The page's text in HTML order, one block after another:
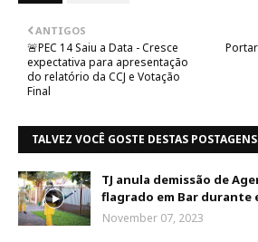
ANTIGOS
🚨PEC 14 Saiu a Data - Cresce
expectativa para apresentação
do relatório da CCJ e Votação
Final
TALVEZ VOCÊ GOSTE DESTAS POSTAGENS
TJ anula demissão de
flagrado em Bar durante
November 07, 2023